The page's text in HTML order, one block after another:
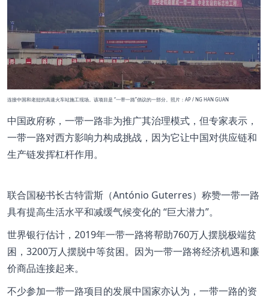
连接中国和老挝的高速火车站施工现场。该项目是 “一带一路”倡议的一部分。照片：AP / NG HAN GUAN
中国政府称，一带一路非为推广其治理模式，但专家表示，
一带一路对西方影响力构成挑战，因为它让中国对供应链和
生产链发挥杠杆作用。
联合国秘书长古特雷斯（António Guterres）称赞一带一路
具有提高生活水平和减缓气候变化的 巨大潜力 。
世界银行估计，2019年一带一路将帮助760万人摆脱极端贫
困，3200万人摆脱中等贫困。因为一带一路将经济机遇和廉
价商品连接起来。
不少参加一带一路项目的发展中国家亦认为，一带一路的资